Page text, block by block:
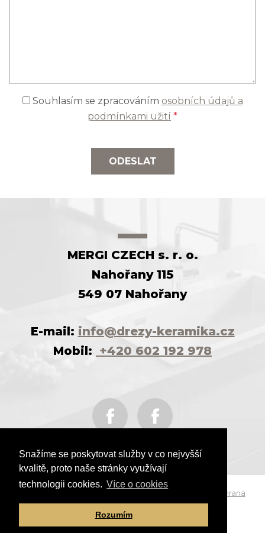
Snažíme se poskytovat služby v co nejvyšší
kvalitě, proto naše stránky využívají
technologii cookies. Více o cookies
Rozumím
Souhlasím se zpracováním osobních údajů a
podmínkami užití *
ODESLAT
MERGI CZECH s. r. o.
Nahořany 115
549 07 Nahořany
E-mail: info@drezy-keramika.cz
Mobil: +420 602 192 978
Ochrana
osobních údajů a Podmínky užití
Zobrazené ceny vždy bez DPH